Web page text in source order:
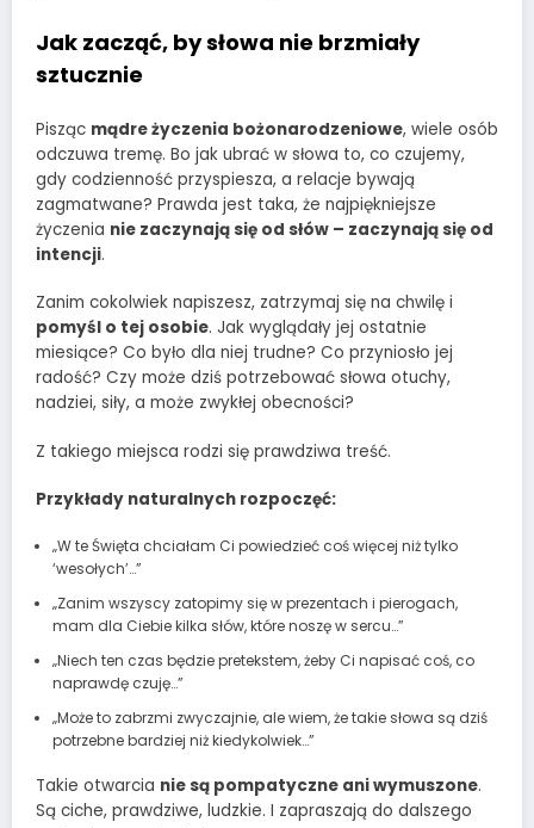
Jak zacząć, by słowa nie brzmiały
sztucznie
Pisząc mądre życzenia bożonarodzeniowe, wiele osób
odczuwa tremę. Bo jak ubrać w słowa to, co czujemy,
gdy codzienność przyspiesza, a relacje bywają
zagmatwane? Prawda jest taka, że najpiękniejsze
życzenia nie zaczynają się od słów – zaczynają się od
intencji.
Zanim cokolwiek napiszesz, zatrzymaj się na chwilę i
pomyśl o tej osobie. Jak wyglądały jej ostatnie
miesiące? Co było dla niej trudne? Co przyniosło jej
radość? Czy może dziś potrzebować słowa otuchy,
nadziei, siły, a może zwykłej obecności?
Z takiego miejsca rodzi się prawdziwa treść.
Przykłady naturalnych rozpoczęć:
„W te Święta chciałam Ci powiedzieć coś więcej niż tylko
‘wesołych’…”
„Zanim wszyscy zatopimy się w prezentach i pierogach,
mam dla Ciebie kilka słów, które noszę w sercu…”
„Niech ten czas będzie pretekstem, żeby Ci napisać coś, co
naprawdę czuję…”
„Może to zabrzmi zwyczajnie, ale wiem, że takie słowa są dziś
potrzebne bardziej niż kiedykolwiek…”
Takie otwarcia nie są pompatyczne ani wymuszone.
Są ciche, prawdziwe, ludzkie. I zapraszają do dalszego